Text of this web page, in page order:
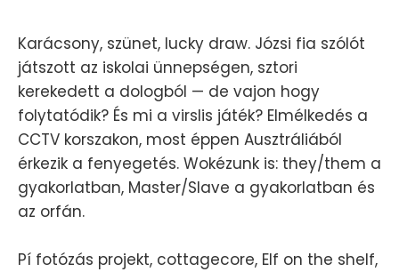
Karácsony, szünet, lucky draw. Józsi fia szólót
játszott az iskolai ünnepségen, sztori
kerekedett a dologból — de vajon hogy
folytatódik? És mi a virslis játék? Elmélkedés a
CCTV korszakon, most éppen Ausztráliából
érkezik a fenyegetés. Wokézunk is: they/them a
gyakorlatban, Master/Slave a gyakorlatban és
az orfán.
Pí fotózás projekt, cottagecore, Elf on the shelf,